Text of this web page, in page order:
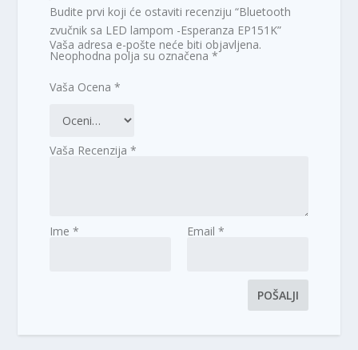
Budite prvi koji će ostaviti recenziju “Bluetooth
zvučnik sa LED lampom -Esperanza EP151K”
Vaša adresa e-pošte neće biti objavljena.
Neophodna polja su označena*
Vaša Ocena*
Vaša Recenzija*
Ime* Email *